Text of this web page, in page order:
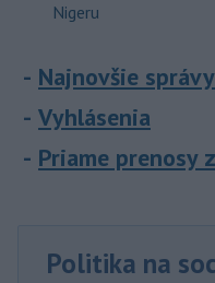
Nigeru
Najnovšie
Vyhlásenia
Priame prenosy
Politika na